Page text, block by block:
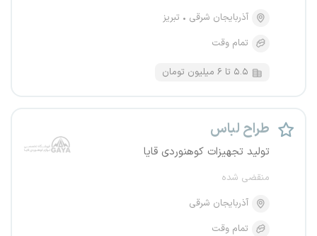
آذربایجان شرقی
تبریز
تمام وقت
۵.۵ تا ۶ میلیون تومان
طراح لباس
تولید تجهیزات کوهنوردی قایا
منقضی شده
آذربایجان شرقی
تمام وقت